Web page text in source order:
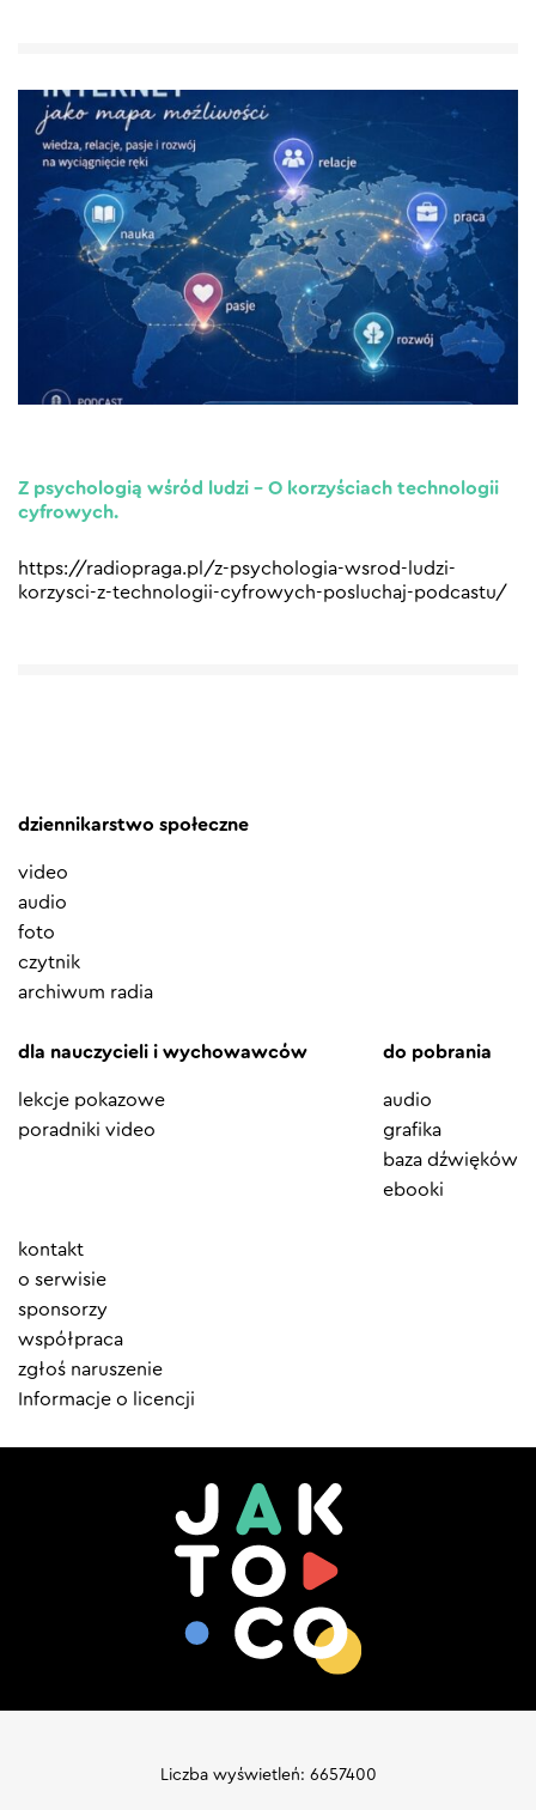
Z psychologią wśród ludzi – O korzyściach technologii
cyfrowych.
https://radiopraga.pl/z-psychologia-wsrod-ludzi-
korzysci-z-technologii-cyfrowych-posluchaj-podcastu/
dziennikarstwo społeczne
video
audio
foto
czytnik
archiwum radia
dla nauczycieli i wychowawców
lekcje pokazowe
poradniki video
do pobrania
audio
grafika
baza dźwięków
ebooki
Element
menu
kontakt
o serwisie
sponsorzy
współpraca
zgłoś naruszenie
Informacje o licencji
Liczba wyświetleń: 6657400